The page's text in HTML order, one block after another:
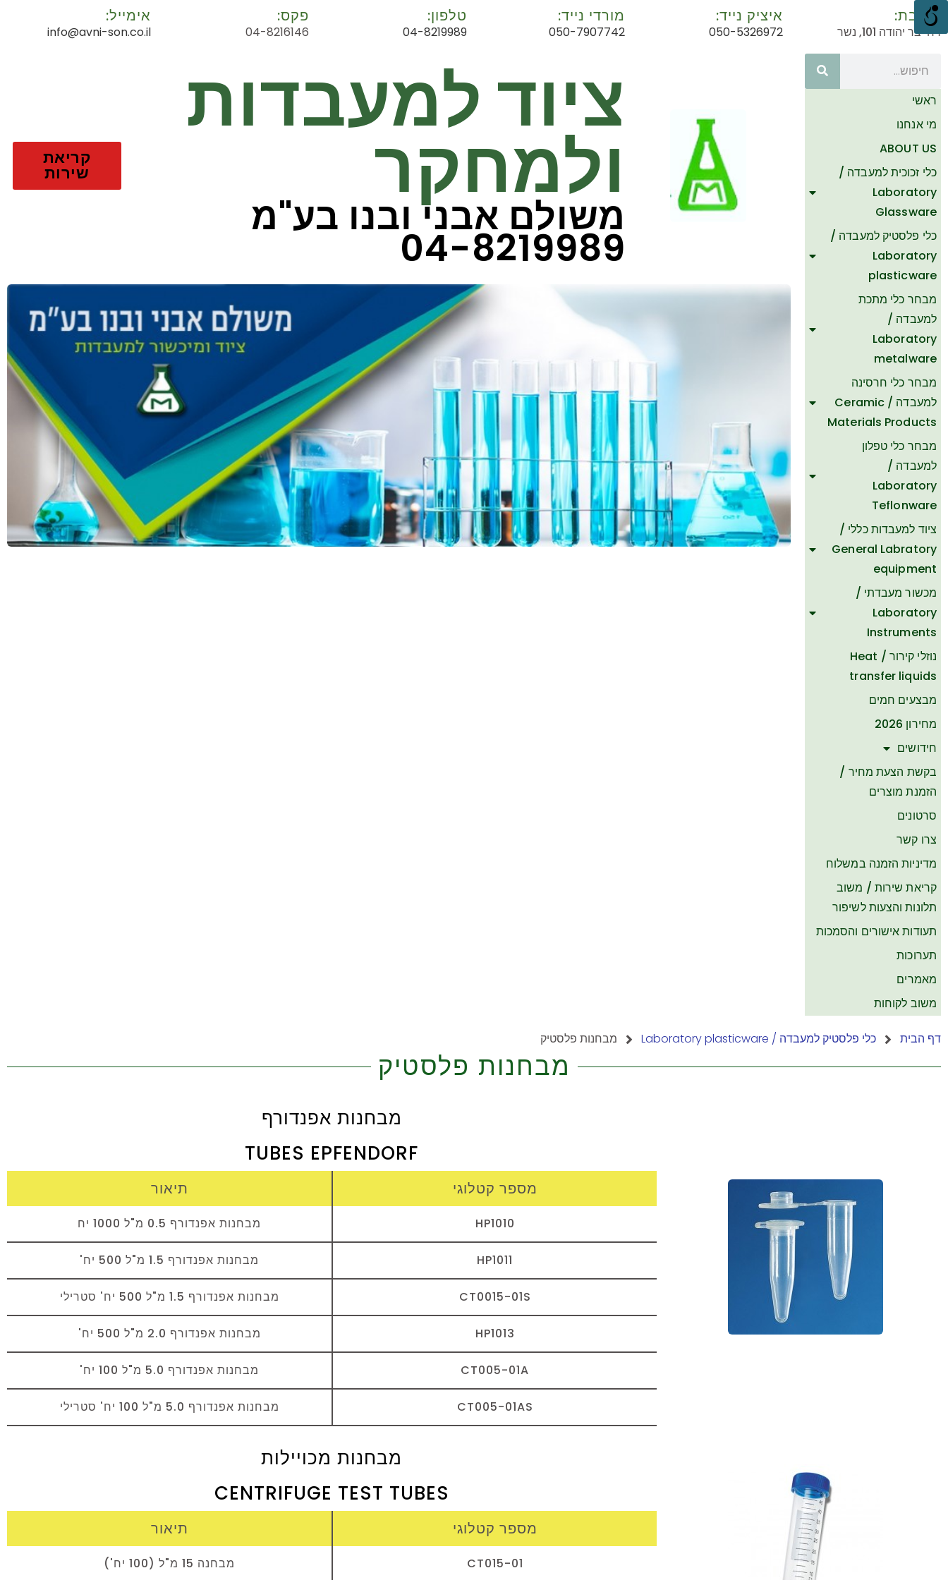
כתובת:
רח' בר יהודה 101, נשר
איציק נייד:
050-5326972
מורדי נייד:
050-7907742
טלפון:
04-8219989
פקס:
04-8216146
אימייל:
info@avni-son.co.il
ראשי
מי אנחנו
ABOUT US
כלי זכוכית למעבדה /
Laboratory
Glassware
כלי פלסטיק למעבדה /
Laboratory
plasticware
מבחר כלי מתכת
למעבדה /
Laboratory
metalware
מבחר כלי חרסינה
למעבדה / Ceramic
Materials Products
מבחר כלי טפלון
למעבדה /
Laboratory
Teflonware
ציוד למעבדות כללי /
General Labratory
equipment
מכשור מעבדתי /
Laboratory
Instruments
נוזלי קירור / Heat
transfer liquids
מבצעים חמים
מחירון 2026
חידושים
בקשת הצעת מחיר /
הזמנת מוצרים
סרטונים
צרו קשר
​מדיניות הזמנה במשלוח
קריאת שירות / משוב
תלונות והצעות לשיפור
תעודות אישורים והסמכות
תערוכות
מאמרים
משוב לקוחות
ציוד למעבדות
ולמחקר
משולם אבני ובנו בע"מ
04-8219989
קריאת
שירות
דף הבית כלי פלסטיק למעבדה / Laboratory plasticware מבחנות פלסטיק
מבחנות פלסטיק
מבחנות אפנדורף
TUBES EPFENDORF
מספר קטלוגי תיאור
HP1010 מבחנות אפנדורף 0.5 מ"ל 1000 יח
HP1011 מבחנות אפנדורף 1.5 מ"ל 500 יח'
CT0015-01S מבחנות אפנדורף 1.5 מ"ל 500 יח' סטרילי
HP1013 מבחנות אפנדורף 2.0 מ"ל 500 יח'
CT005-01A מבחנות אפנדורף 5.0 מ"ל 100 יח'
CT005-01AS מבחנות אפנדורף 5.0 מ"ל 100 יח' סטרילי
מבחנות מכויילות
CENTRIFUGE TEST TUBES
מספר קטלוגי תיאור
CT015-01 מבחנה 15 מ"ל (100 יח')